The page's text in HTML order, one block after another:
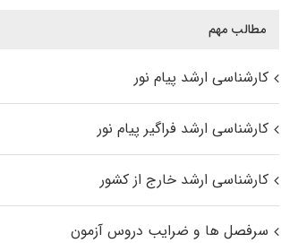
مطالب مهم
کارشناسی ارشد پیام نور
کارشناسی ارشد فراگیر پیام نور
کارشناسی ارشد خارج از کشور
سرفصل ها و ضرایب دروس آزمون